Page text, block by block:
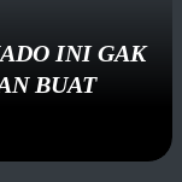
INI GAK
BUAT